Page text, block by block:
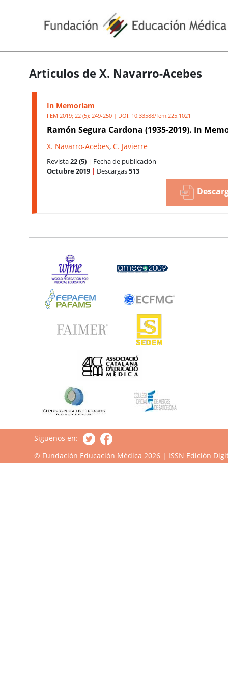
Articulos de X. Navarro-Acebes
In Memoriam
FEM 2019; 22 (5): 249-250 | DOI: 10.33588/fem.225.1021
Ramón Segura Cardona (1935-2019). In
X. Navarro-Acebes, C. Javierre
Revista22 (5) | Fecha de publicación
Octubre 2019 | Descargas513
Siguenos en:
© Fundación Educación Médica 2026 | ISSN Edición